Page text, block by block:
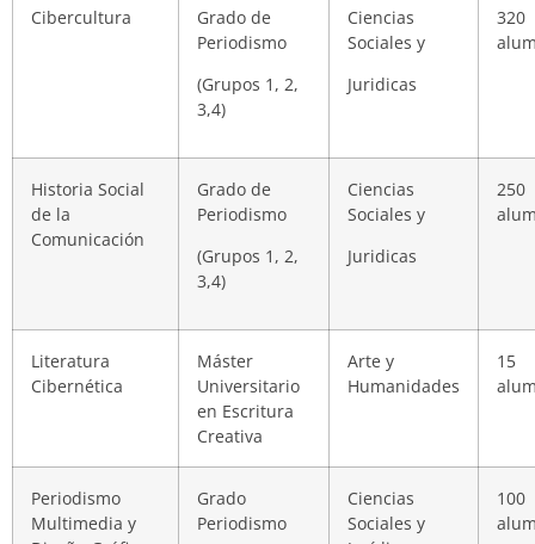
Cibercultura
Grado de
Periodismo
(Grupos 1, 2,
3,4)
Ciencias
Sociales y
Juridicas
320
Historia Social
de la
Comunicación
Grado de
Periodismo
(Grupos 1, 2,
3,4)
Ciencias
Sociales y
Juridicas
250
Literatura
Cibernética
Máster
Universitario
en Escritura
Creativa
Arte y
Humanidades
15
Periodismo
Multimedia y
Grado
Periodismo
Ciencias
Sociales y
100